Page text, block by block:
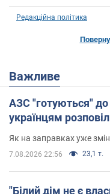
Редакційна політика
Важливе
АЗС "готуються" до
українцям
Як на заправках уже
7.08.2026 22:56 23,1 т.
"Білий дім не є